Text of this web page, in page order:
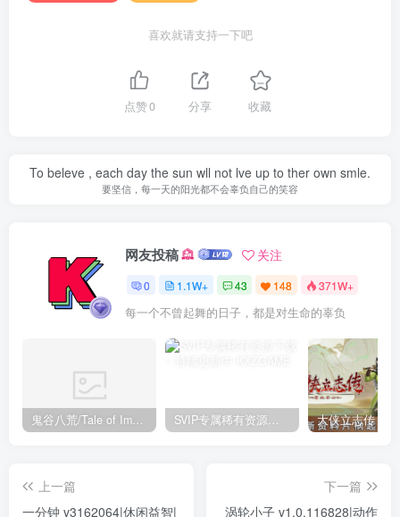
喜欢就请支持一下吧
点赞0 分享 收藏
To beleve , each day the sun wll not lve up to ther own smle.
要坚信，每一天的阳光都不会辜负自己的笑容
网友投稿 关注
0 1.1W+ 43 148 371W+
每一个不曾起舞的日子，都是对生命的辜负
鬼谷八荒/Tale of Immortal v1.2.105.259|角色扮演|容量27.4GB|免安装绿色中文版 SVIP专属稀有资源下载 – 持续更新中
上一篇
一分钟 v3162064|休闲益智|
下一篇
涡轮小子 v1.0.116828|动作